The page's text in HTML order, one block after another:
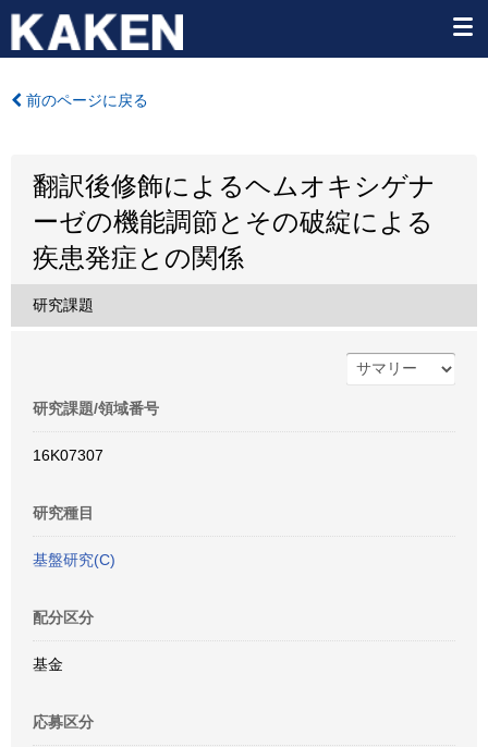
前のページに戻る
翻訳後修飾によるヘムオキシゲナ
ーゼの機能調節とその破綻による
疾患発症との関係
研究課題
研究課題/領域番号
16K07307
研究種目
基盤研究(C)
配分区分
基金
応募区分